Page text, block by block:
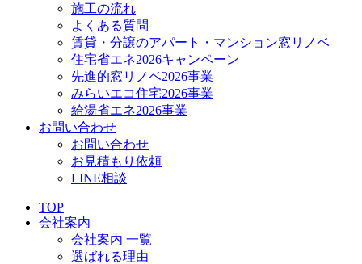
施工の流れ
よくある質問
賃貸・分譲のアパート・マンション窓リノベ
住宅省エネ2026キャンペーン
先進的窓リノベ2026事業
みらいエコ住宅2026事業
給湯省エネ2026事業
お問い合わせ
お問い合わせ
お見積もり依頼
LINE相談
TOP
会社案内
会社案内 一覧
選ばれる理由